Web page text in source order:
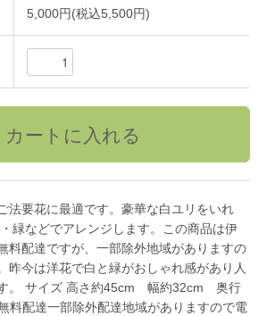
5,000円(税込5,500円)
法要花に最適です。豪華な白ユリをいれ
緑などでアレンジします。この商品は伊
料配達ですが、一部除外地域がありますの
昨今は洋花で白と緑がおしゃれ感があり人
。 サイズ 高さ約45cm 幅約32cm 奥行
料配達一部除外配達地域がありますので電